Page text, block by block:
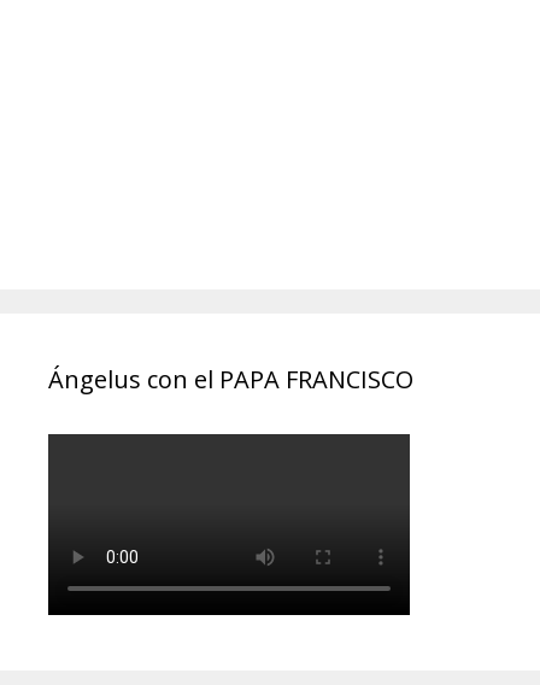
Ángelus con el PAPA FRANCISCO